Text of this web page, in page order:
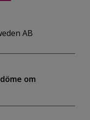
AB
om